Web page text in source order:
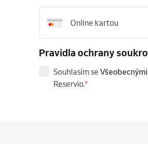
Online kartou
Pravidla ochrany
Souhlasím se
Reservio.*